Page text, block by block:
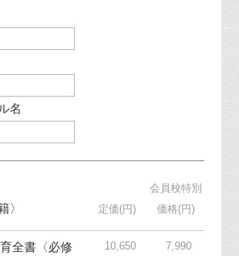
名
〉 定価(円)
会員校特別
価格(円)
全書〈必修
10,650 7,990